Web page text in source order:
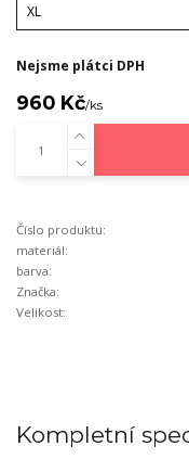
Nejsme plátci DPH
960 Kč/ks
Číslo produktu:
materiál:
barva:
Značka:
Velikost:
Kompletní